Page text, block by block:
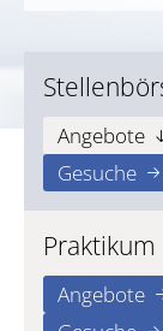
Angebote
Gesuche
Praktikum
Angebote